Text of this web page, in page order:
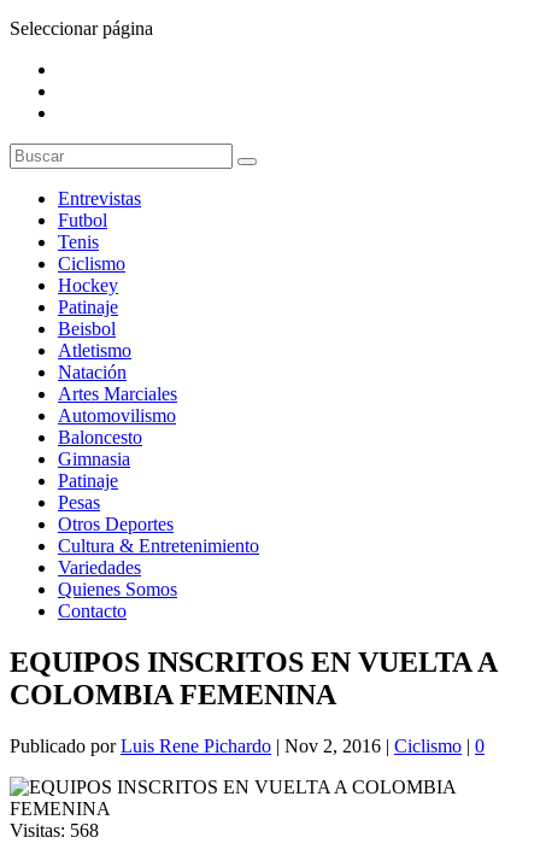
Seleccionar página
Entrevistas
Futbol
Tenis
Ciclismo
Hockey
Patinaje
Beisbol
Atletismo
Natación
Artes Marciales
Automovilismo
Baloncesto
Gimnasia
Patinaje
Pesas
Otros Deportes
Cultura & Entretenimiento
Variedades
Quienes Somos
Contacto
EQUIPOS INSCRITOS EN VUELTA A
COLOMBIA FEMENINA
Publicado porLuis Rene Pichardo | Nov 2, 2016 | Ciclismo | 0
Visitas: 568